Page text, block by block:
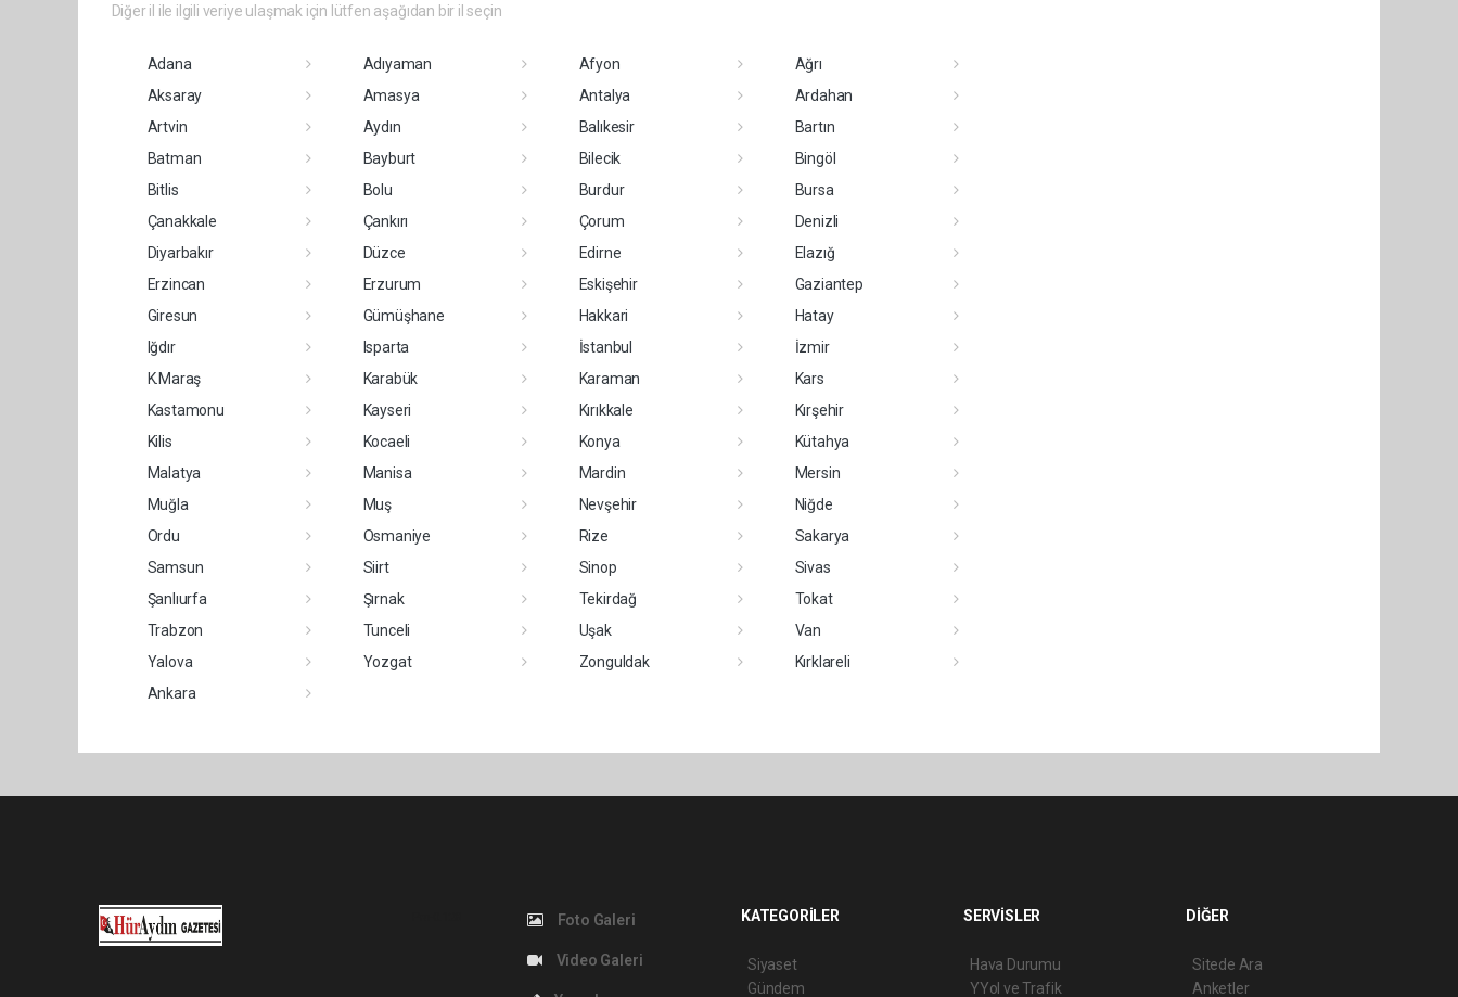
Diğer il ile ilgili veriye ulaşmak için lütfen aşağıdan bir il seçin
Adana Adıyaman Afyon
Ağrı
Aksaray
Amasya Antalya
Ardahan
Artvin
Aydın Balıkesir
Bartın
Batman
Bayburt Bilecik
Bingöl
Bitlis
Bolu Burdur
Bursa
Çanakkale
Çankırı Çorum
Denizli
Diyarbakır
Düzce Edirne
Elazığ
Erzincan
Erzurum Eskişehir
Gaziantep
Giresun
Gümüşhane Hakkari
Hatay
Iğdır
Isparta İstanbul
İzmir
K.Maraş
Karabük Karaman
Kars
Kastamonu
Kayseri Kırıkkale
Kırşehir
Kilis
Kocaeli Konya
Kütahya
Malatya
Manisa Mardin
Mersin
Muğla
Muş Nevşehir
Niğde
Ordu
Osmaniye Rize
Sakarya
Samsun
Siirt Sinop
Sivas
Şanlıurfa
Şırnak Tekirdağ
Tokat
Trabzon
Tunceli Uşak
Van
Yalova
Yozgat Zonguldak
Kırklareli
Ankara
Foto Galeri
Video Galeri
KATEGORİLER
Siyaset
Gündem
SERVİSLER
Hava Durumu
YYol ve Trafik
DİĞER
Sitede Ara
Anketler